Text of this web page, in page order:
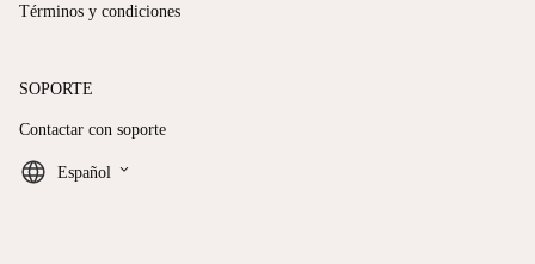
Términos y condiciones
SOPORTE
Contactar con soporte
Español keyboard_arrow_down